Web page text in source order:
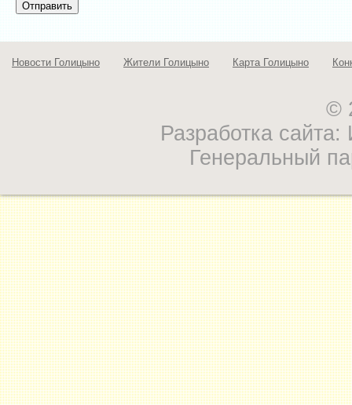
Новости Голицыно Жители Голицыно Карта Голицыно
©
Разработка
Генеральный